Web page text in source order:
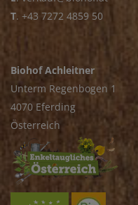
T. +43 7272 4859 50
Biohof Achleitner
Unterm Regenbogen 1
4070 Eferding
Österreich